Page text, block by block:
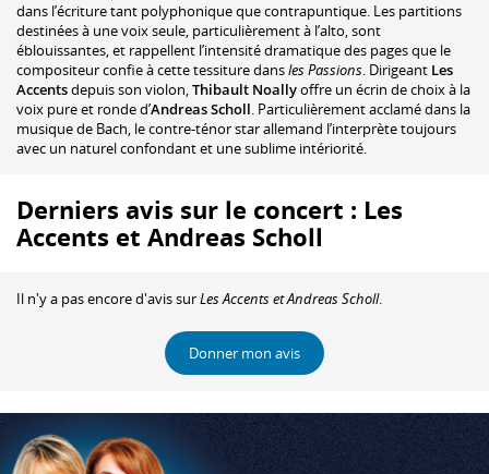
dans l’écriture tant polyphonique que contrapuntique. Les partitions
destinées à une voix seule, particulièrement à l’alto, sont
éblouissantes, et rappellent l’intensité dramatique des pages que le
compositeur confie à cette tessiture dansles Passions. Dirigeant Les
Accentsdepuis son violon,Thibault Noallyoffre un écrin de choix à la
voix pure et ronde d’Andreas Scholl. Particulièrement acclamé dans la
musique de Bach, le contre-ténor star allemand l’interprète toujours
avec un naturel confondant et une sublime intériorité.
Derniers avis sur le concert : Les
Accents et Andreas Scholl
Il n'y a pas encore d'avis surLes Accents et Andreas Scholl.
Donner mon avis